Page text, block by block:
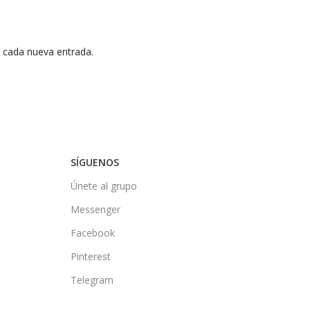
nueva entrada.
SÍGUENOS
Únete al grupo
Messenger
Facebook
Pinterest
Telegram